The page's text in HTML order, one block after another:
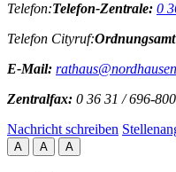
Telefon:Telefon-Zentrale: 0
Telefon Cityruf:
E-Mail:
Zentralfax: 0 36 31 / 696-800
Nachricht schreiben
A A A